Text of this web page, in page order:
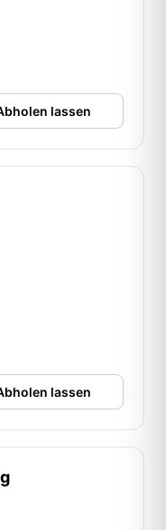
lassen
lassen